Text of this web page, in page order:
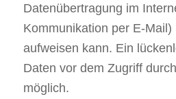
Datenübertragung im
Kommunikation per E-
aufweisen kann. Ein
Daten vor dem Zugriff
möglich.